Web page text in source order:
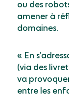
ou des
amener à
domaines.
« En
(via des
va
entre les